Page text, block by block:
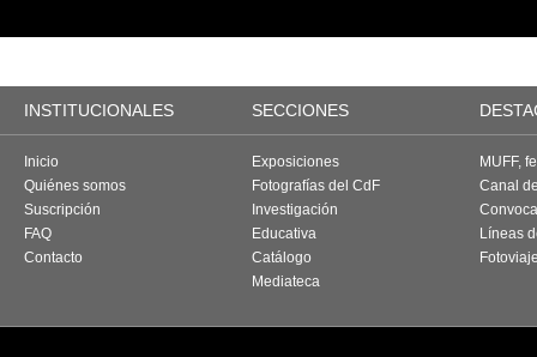
INSTITUCIONALES SECCIONES
Inicio
Quiénes somos
Suscripción
FAQ
Contacto
Exposiciones
Fotografías del CdF
Investigación
Educativa
Catálogo
Mediateca
MUFF,
Canal
Líneas